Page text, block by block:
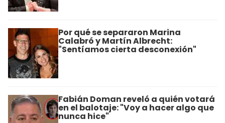
Por qué se separaron Marina
Calabró y Martín Albrecht:
"Sentíamos cierta desconexión"
Fabián Doman reveló a quién votará
en el balotaje: "Voy a hacer algo que
nunca hice"